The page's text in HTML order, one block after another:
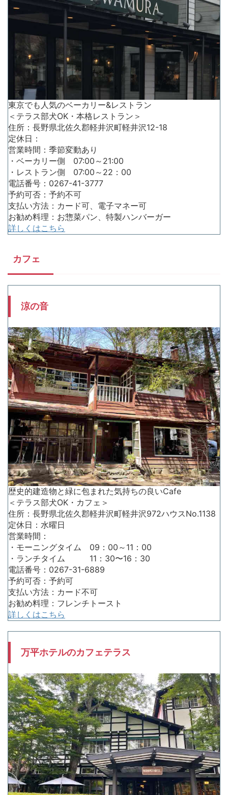
東京でも人気のベーカリー&レストラン
＜テラス部犬OK・本格レストラン＞
住所：長野県北佐久郡軽井沢町軽井沢12-18
定休日：
営業時間：季節変動あり
・ベーカリー側 07:00～21:00
・レストラン側 07:00～22：00
電話番号：0267-41-3777
予約可否：予約不可
支払い方法：カード可、電子マネー可
お勧め料理：お惣菜パン、特製ハンバーガー
詳しくはこちら
カフェ
涼の音
歴史的建造物と緑に包まれた気持ちの良いCafe
＜テラス部犬OK・カフェ＞
住所：長野県北佐久郡軽井沢町軽井沢972ハウスNo.1138
定休日：水曜日
営業時間：
・モーニングタイム 09：00～11：00
・ランチタイム 11：30〜16：30
電話番号：0267-31-6889
予約可否：予約可
支払い方法：カード不可
お勧め料理：フレンチトースト
詳しくはこちら
万平ホテルのカフェテラス